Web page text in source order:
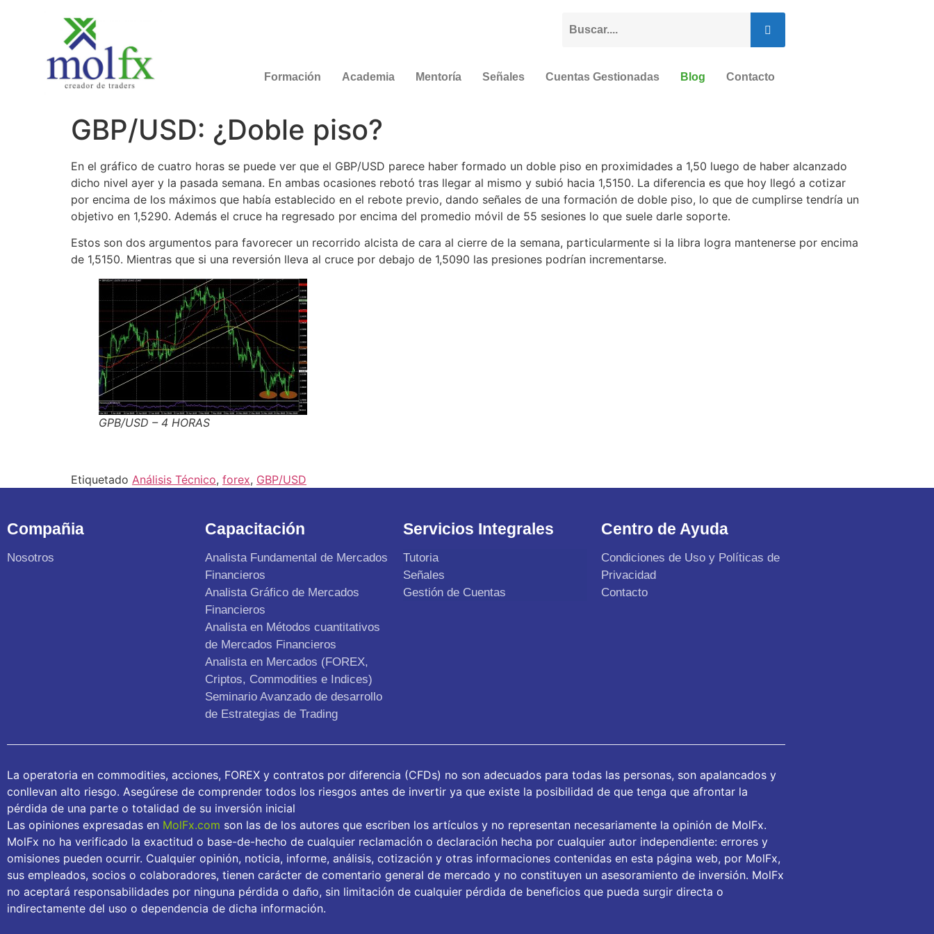
Formación Academia Mentoría Señales Cuentas Gestionadas Blog Contacto
GBP/USD: ¿Doble piso?
En el gráfico de cuatro horas se puede ver que el GBP/USD parece haber formado un doble piso en proximidades a 1,50 luego de haber alcanzado
dicho nivel ayer y la pasada semana. En ambas ocasiones rebotó tras llegar al mismo y subió hacia 1,5150. La diferencia es que hoy llegó a cotizar
por encima de los máximos que había establecido en el rebote previo, dando señales de una formación de doble piso, lo que de cumplirse tendría un
objetivo en 1,5290. Además el cruce ha regresado por encima del promedio móvil de 55 sesiones lo que suele darle soporte.
Estos son dos argumentos para favorecer un recorrido alcista de cara al cierre de la semana, particularmente si la libra logra mantenerse por encima
de 1,5150. Mientras que si una reversión lleva al cruce por debajo de 1,5090 las presiones podrían incrementarse.
GPB/USD – 4 HORAS
Etiquetado Análisis Técnico, forex, GBP/USD
Compañia
Nosotros
Capacitación
Analista Fundamental de Mercados
Financieros
Analista Gráfico de Mercados
Financieros
Analista en Métodos cuantitativos
de Mercados Financieros
Analista en Mercados (FOREX,
Criptos, Commodities e Indices)
Seminario Avanzado de desarrollo
de Estrategias de Trading
Servicios Integrales
Tutoria
Señales
Gestión de Cuentas
Centro de Ayuda
Condiciones de Uso y Políticas de
Privacidad
Contacto
La operatoria en commodities, acciones, FOREX y contratos por diferencia (CFDs) no son adecuados para todas las personas, son apalancados y
conllevan alto riesgo. Asegúrese de comprender todos los riesgos antes de invertir ya que existe la posibilidad de que tenga que afrontar la
pérdida de una parte o totalidad de su inversión inicial
Las opiniones expresadas en MolFx.com son las de los autores que escriben los artículos y no representan necesariamente la opinión de MolFx.
MolFx no ha verificado la exactitud o base-de-hecho de cualquier reclamación o declaración hecha por cualquier autor independiente: errores y
omisiones pueden ocurrir. Cualquier opinión, noticia, informe, análisis, cotización y otras informaciones contenidas en esta página web, por MolFx,
sus empleados, socios o colaboradores, tienen carácter de comentario general de mercado y no constituyen un asesoramiento de inversión. MolFx
no aceptará responsabilidades por ninguna pérdida o daño, sin limitación de cualquier pérdida de beneficios que pueda surgir directa o
indirectamente del uso o dependencia de dicha información.